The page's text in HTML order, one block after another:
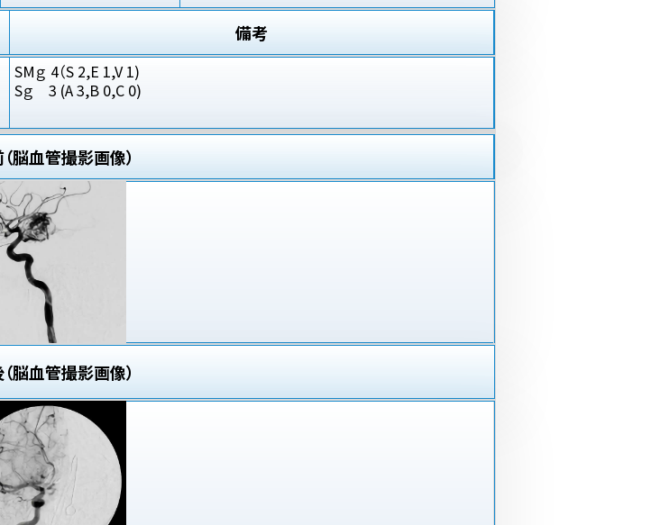
備考
SMｇ 4（S 2,E 1,V 1)
Sｇ 3 (A 3,B 0,C 0)
脳血管撮影画像）
脳血管撮影画像）